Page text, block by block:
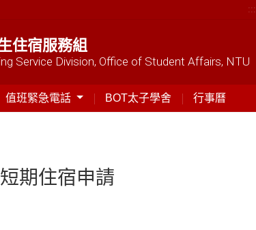
:::
住宿服務組
Service Division, Office of Student Affairs, NTU
值班緊急電話 BOT太子學舍 行事曆
期住宿申請